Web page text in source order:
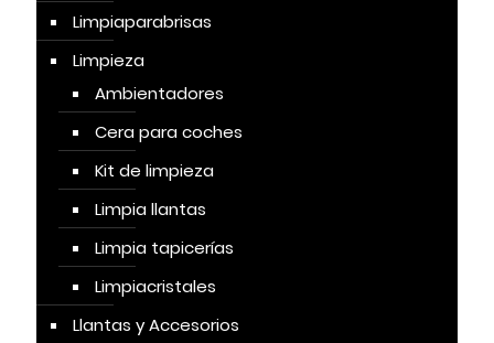
Limpiaparabrisas
Limpieza
Ambientadores
Cera para coches
Kit de limpieza
Limpia llantas
Limpia tapicerías
Limpiacristales
Llantas y Accesorios